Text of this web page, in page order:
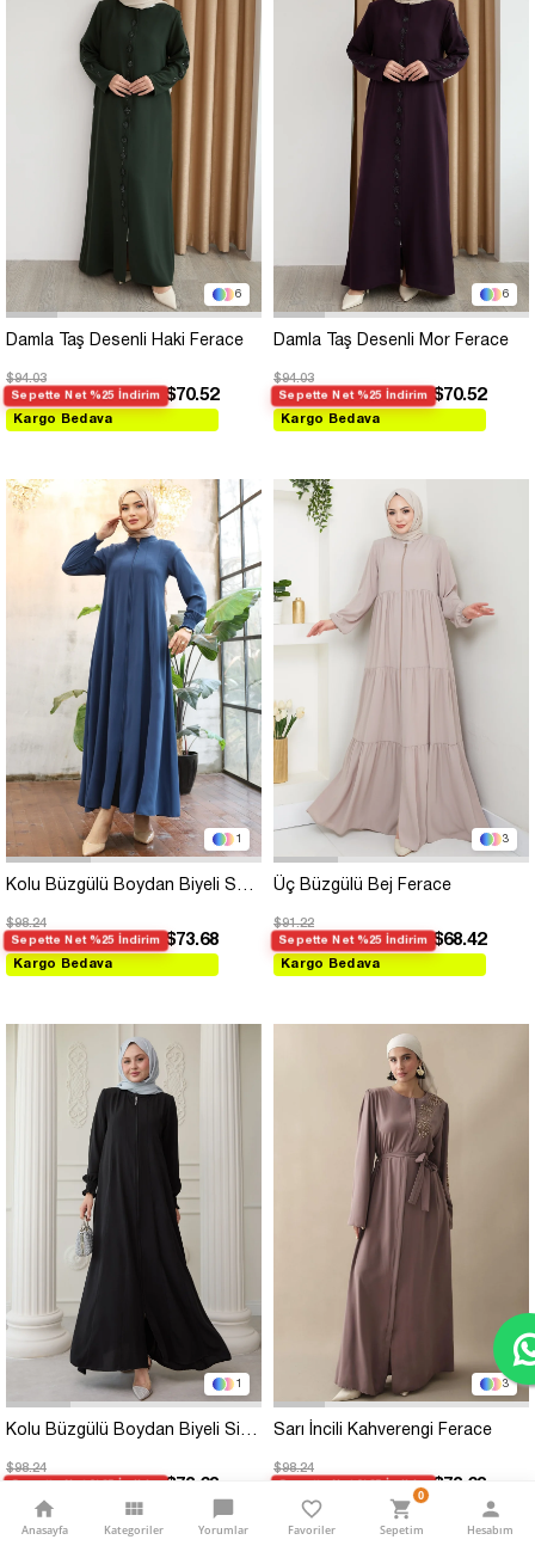
6
Damla Taş Desenli Haki Ferace
$94.03
Sepette Net %25 İndirim $70.52
Kargo Bedava
6
Damla Taş Desenli Mor Ferace
$94.03
Sepette Net %25 İndirim $70.52
Kargo Bedava
1
$98.24
Sepette Net %25 İndirim $73.68
Kargo Bedava
3
Üç Büzgülü Bej Ferace
$91.22
Sepette Net %25 İndirim $68.42
Kargo Bedava
1
$98.24
$73.68
Kargo Bedava
3
Sarı İncili Kahverengi Ferace
$98.24
Sepette Net %25 İndirim $73.68
Kargo Bedava
Anasayfa Kategoriler Yorumlar Favoriler Sepetim
0
Hesabım